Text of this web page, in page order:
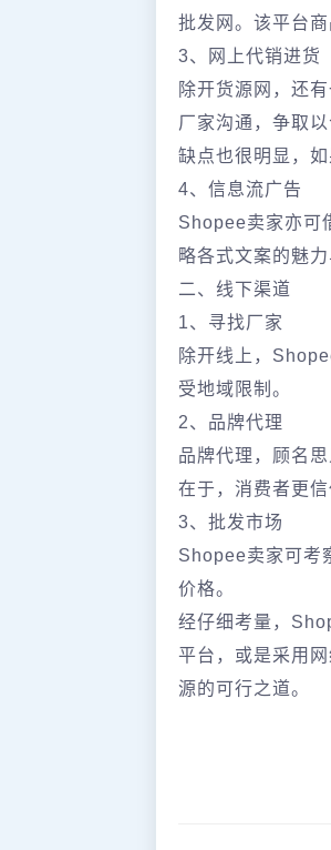
批发网。该平台
3、网上代销进货
除开货源网，还
厂家沟通，争取
缺点也很明显，
4、信息流广告
Shopee卖家亦可
略各式文案的魅力
二、线下渠道
1、寻找厂家
除开线上，
受地域限制。
2、品牌代理
品牌代理，顾名
在于，消费者更
3、批发市场
Shopee卖家可考
价格。
经仔细考量，
平台，或是采用
源的可行之道。